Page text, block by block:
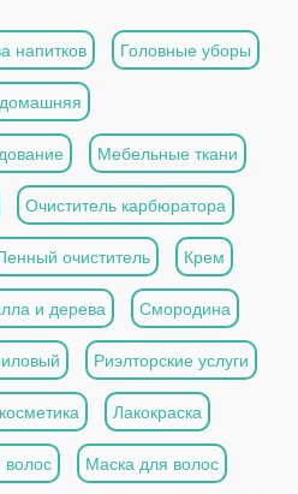
напитков Головные уборы
Мебельные ткани
Очиститель карбюратора
очиститель Крем
и дерева Смородина
Риэлторские услуги
Лакокраска
Маска для волос